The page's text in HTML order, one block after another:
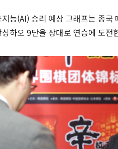
능(AI) 승리 예상 그래프는 종
하오 9단을 상대로 연승에 도전